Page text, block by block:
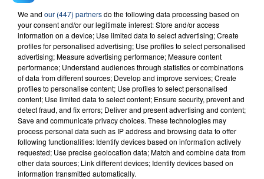
Dj Got Us Falling In Love
USHER & PITBULL
RADIO CONTACT
FIL D'ACTU
We and our (447) partnersdo the following data processing based on
your consent and/or our legitimate interest: Store and/or access
information on a device; Use limited data to select advertising; Create
profiles for personalised advertising; Use profiles to select personalised
advertising; Measure advertising performance; Measure content
performance; Understand audiences through statistics or combinations
of data from different sources; Develop and improve services; Create
profiles to personalise content; Use profiles to select personalised
content; Use limited data to select content; Ensure security, prevent and
detect fraud, and fix errors; Deliver and present advertising and content;
Save and communicate privacy choices. These technologies may
process personal data such as IP address and browsing data to offer
following functionalities: Identify devices based on information actively
requested; Use precise geolocation data; Match and combine data from
other data sources; Link different devices; Identify devices based on
information transmitted automatically.